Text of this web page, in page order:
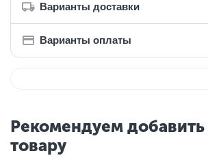
Варианты доставки
Варианты оплаты
Рекомендуем добавить
товару